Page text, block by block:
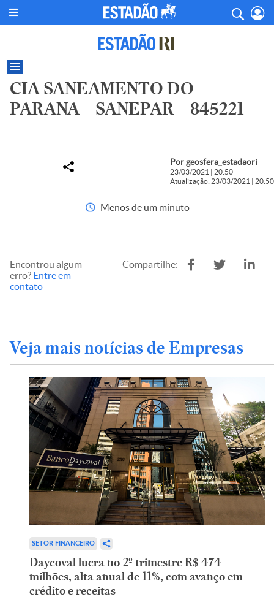
CIA SANEAMENTO DO
PARANA – SANEPAR – 845221
Por geosfera_estadaori
23/03/2021 | 20:50
Atualização: 23/03/2021 | 20:50
Menos de um minuto
Encontrou algum
erro? Entre em
contato
Compartilhe:
Veja mais notícias de Empresas
SETOR FINANCEIRO
Daycoval lucra no 2º trimestre R$ 474
milhões, alta anual de 11%, com avanço em
crédito e receitas